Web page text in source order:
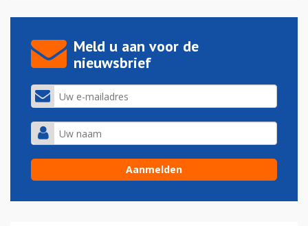
Meld u aan voor de
nieuwsbrief